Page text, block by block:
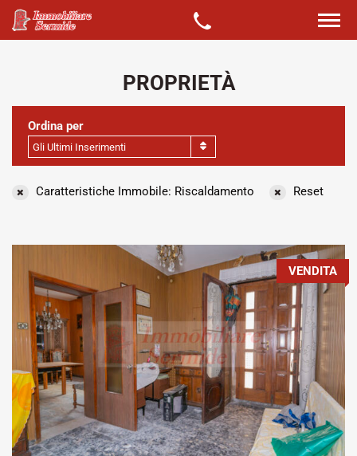
PROPRIETÀ
Ordina per
Gli Ultimi Inserimenti
Caratteristiche Immobile: Riscaldamento Reset
Tipo contratto:
Vendita
Metratura Commerciale:
250 m2
VENDITA